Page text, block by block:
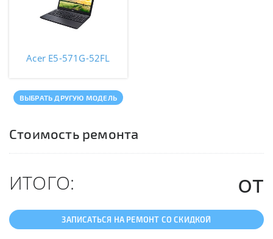
Acer E5-571G-52FL
ВЫБРАТЬ ДРУГУЮ МОДЕЛЬ
Стоимость ремонта
ИТОГО: от
ЗАПИСАТЬСЯ НА РЕМОНТ СО СКИДКОЙ